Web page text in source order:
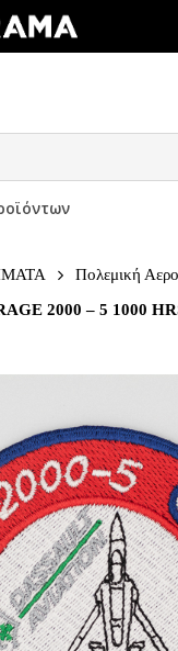
Πολεμική
2000 – 5 1000